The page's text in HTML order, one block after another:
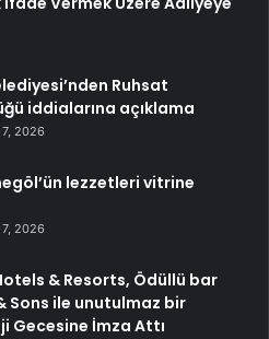
Ruhsat
iddialarına açıklama
2026
lezzetleri vitrine
2026
& Resorts, Ödüllü bar
Sons ile unutulmaz bir
Gecesine İmza Attı